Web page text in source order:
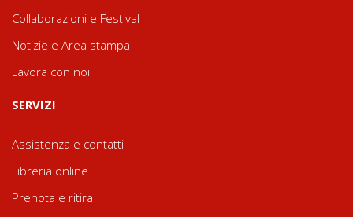
Collaborazioni e Festival
Notizie e Area stampa
Lavora con noi
SERVIZI
Assistenza e contatti
Libreria online
Prenota e ritira